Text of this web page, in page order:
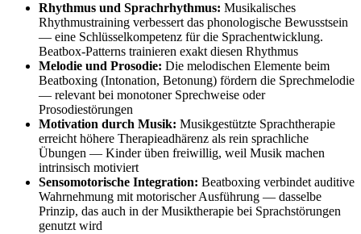
Rhythmus und Sprachrhythmus: Musikalisches
Rhythmustraining verbessert das phonologische Bewusstsein
— eine Schlüsselkompetenz für die Sprachentwicklung.
Beatbox-Patterns trainieren exakt diesen Rhythmus
Melodie und Prosodie: Die melodischen Elemente beim
Beatboxing (Intonation, Betonung) fördern die Sprechmelodie
— relevant bei monotoner Sprechweise oder
Prosodiestörungen
Motivation durch Musik: Musikgestützte Sprachtherapie
erreicht höhere Therapieadhärenz als rein sprachliche
Übungen — Kinder üben freiwillig, weil Musik machen
intrinsisch motiviert
Sensomotorische Integration: Beatboxing verbindet auditive
Wahrnehmung mit motorischer Ausführung — dasselbe
Prinzip, das auch in der Musiktherapie bei Sprachstörungen
genutzt wird